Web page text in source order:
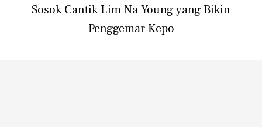
Sosok Cantik Lim Na Young yang Bikin
Penggemar Kepo